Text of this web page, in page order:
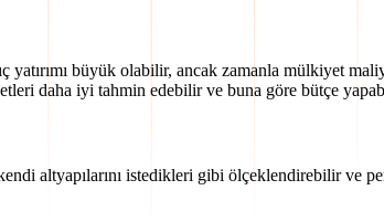
büyük olabilir, ancak zamanla mülkiyet
daha iyi tahmin edebilir ve buna göre bütçe
altyapılarını istedikleri gibi ölçeklendirebilir ve